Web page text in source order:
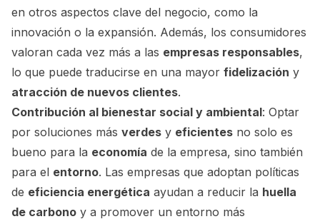
en otros aspectos clave del negocio, como la
innovación o la expansión. Además, los consumidores
valoran cada vez más a las empresas responsables,
lo que puede traducirse en una mayor fidelización y
atracción de nuevos clientes.
Contribución al bienestar social y ambiental: Optar
por soluciones más verdes y eficientes no solo es
bueno para la economía de la empresa, sino también
para el entorno. Las empresas que adoptan políticas
de eficiencia energética ayudan a reducir la huella
de carbono y a promover un entorno más